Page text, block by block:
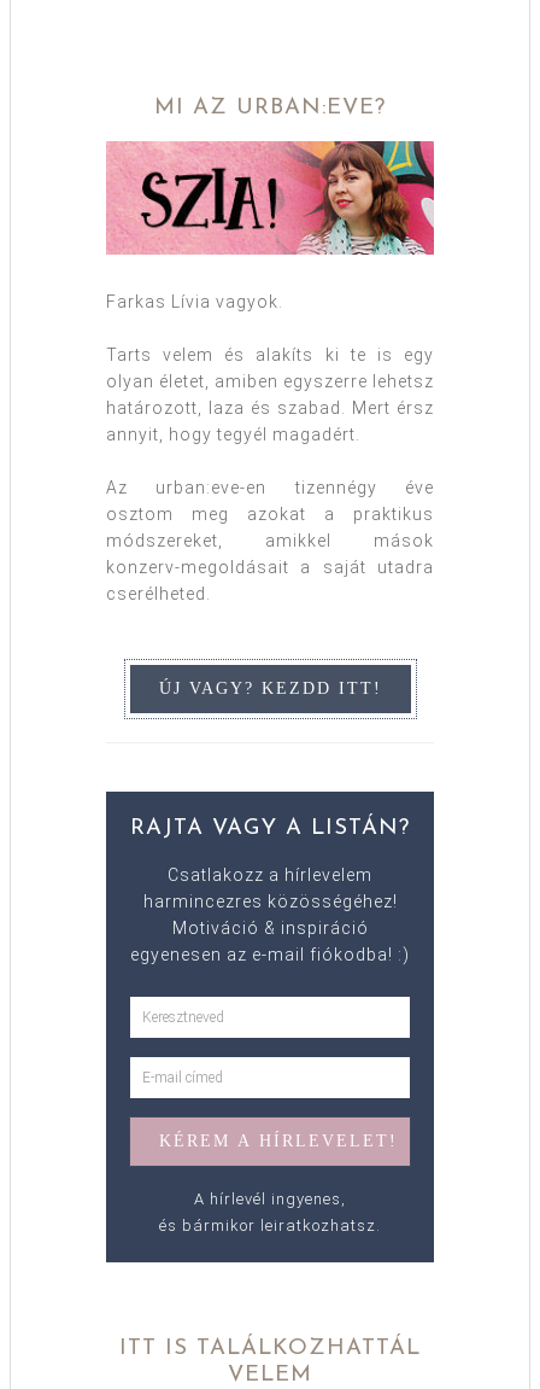
MI AZ URBAN:EVE?
Farkas Lívia vagyok.
Tarts velem és alakíts ki te is egy
olyan életet, amiben egyszerre lehetsz
határozott, laza és szabad. Mert érsz
annyit, hogy tegyél magadért.
Az urban:eve-en tizennégy éve
osztom meg azokat a praktikus
módszereket, amikkel mások
konzerv-megoldásait a saját utadra
cserélheted.
RAJTA VAGY A LISTÁN?
Csatlakozz a hírlevelem
harmincezres közösségéhez!
Motiváció & inspiráció
egyenesen az e-mail fiókodba! :)
A hírlevél ingyenes,
és bármikor leiratkozhatsz.
ITT IS TALÁLKOZHATTÁL
VELEM